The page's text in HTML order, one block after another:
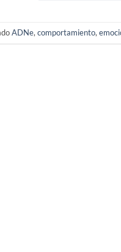
ADNe, comportamiento,